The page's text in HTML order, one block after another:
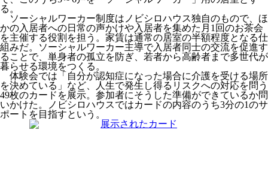
る。
ソーシャルワーカー制度はノビシロハウス独自のもので、ほ
かの入居者への日常の声かけや入居者を集めた月1回のお茶会
を主催する役割を担う。家賃は通常の居室の半額程度となる仕
組みだ。ソーシャルワーカー主導で入居者同士の交流を促進す
ることで、単身者の孤立を防ぎ、若者から高齢者まで多世代が
暮らせる環境をつくる。
体験会では「自分が認知症になった場合に介護を受ける場所
を決めている」など、人生で発生し得るリスクへの対応を問う
49枚のカードを展示。参加者にそうした準備ができているか問
いかけた。ノビシロハウスではカードの内容のうち3分の1のサ
ポートを目指すという。